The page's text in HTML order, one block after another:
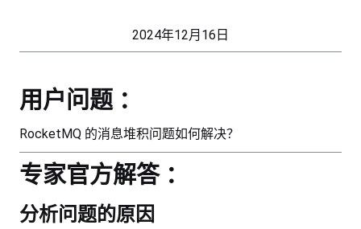
2024年12月16日
用户问题 ：
RocketMQ 的消息堆积问题如何解决？
专家官方解答 ：
分析问题的原因